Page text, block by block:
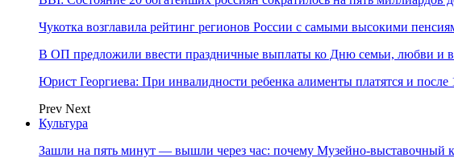
Чукотка возглавила рейтинг регионов России с самыми высокими
В ОП предложили ввести праздничные выплаты ко Дню семьи, любви и
Юрист Георгиева: При инвалидности ребенка алименты платятся и после
Prev Next
Культура
Зашли на пять минут — вышли через час: почему Музейно-выставочный